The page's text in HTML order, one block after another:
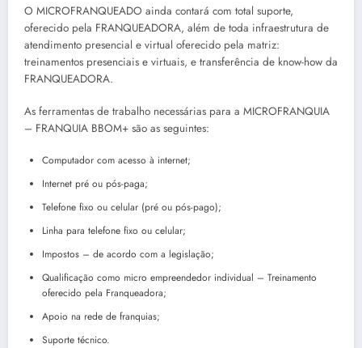
O MICROFRANQUEADO ainda contará com total suporte,
oferecido pela FRANQUEADORA, além de toda infraestrutura de
atendimento presencial e virtual oferecido pela matriz:
treinamentos presenciais e virtuais, e transferência de know-how da
FRANQUEADORA.
As ferramentas de trabalho necessárias para a MICROFRANQUIA
– FRANQUIA BBOM+ são as seguintes:
Computador com acesso à internet;
Internet pré ou pós-paga;
Telefone fixo ou celular (pré ou pós-pago);
Linha para telefone fixo ou celular;
Impostos – de acordo com a legislação;
Qualificação como micro empreendedor individual – Treinamento
oferecido pela Franqueadora;
Apoio na rede de franquias;
Suporte técnico.